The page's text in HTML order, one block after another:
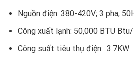
Nguồn điện: 380-420V; 3 pha;
Công xuất lạnh: 50,000 BTU
Công suất tiêu thụ điện: 3.7KW